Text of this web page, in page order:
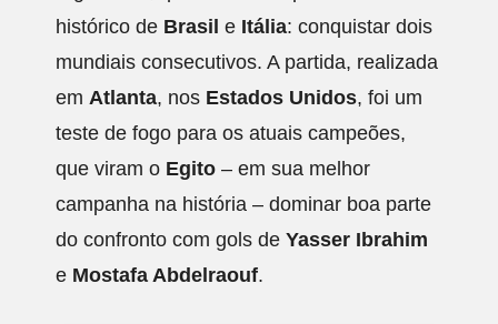
histórico de Brasil e Itália: conquistar dois
mundiais consecutivos. A partida, realizada
em Atlanta, nos Estados Unidos, foi um
teste de fogo para os atuais campeões,
que viram o Egito – em sua melhor
campanha na história – dominar boa parte
do confronto com gols de Yasser Ibrahim
e Mostafa Abdelraouf.